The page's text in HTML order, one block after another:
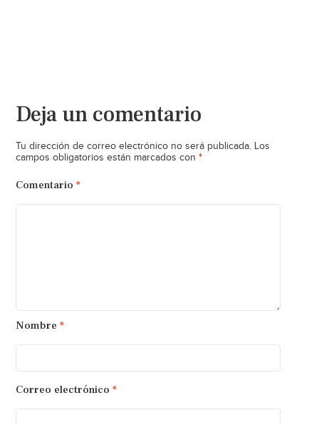
Deja un comentario
Tu dirección de correo electrónico no será publicada. Los
campos obligatorios están marcados con *
Comentario *
Nombre *
Correo electrónico *